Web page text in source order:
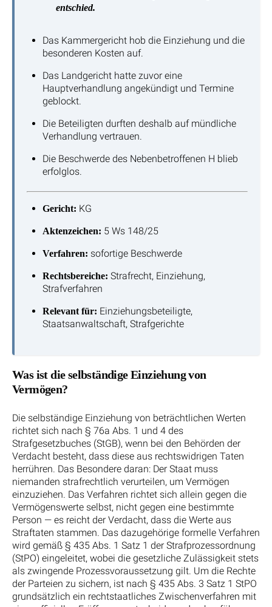
entschied.
Das Kammergericht hob die Einziehung und die
besonderen Kosten auf.
Das Landgericht hatte zuvor eine
Hauptverhandlung angekündigt und Termine
geblockt.
Die Beteiligten durften deshalb auf mündliche
Verhandlung vertrauen.
Die Beschwerde des Nebenbetroffenen H blieb
erfolglos.
Gericht: KG
Aktenzeichen: 5 Ws 148/25
Verfahren: sofortige Beschwerde
Rechtsbereiche: Strafrecht, Einziehung,
Strafverfahren
Relevant für: Einziehungsbeteiligte,
Staatsanwaltschaft, Strafgerichte
Was ist die selbständige Einziehung von
Vermögen?
Die selbständige Einziehung von beträchtlichen Werten
richtet sich nach § 76a Abs. 1 und 4 des
Strafgesetzbuches (StGB), wenn bei den Behörden der
Verdacht besteht, dass diese aus rechtswidrigen Taten
herrühren. Das Besondere daran: Der Staat muss
niemanden strafrechtlich verurteilen, um Vermögen
einzuziehen. Das Verfahren richtet sich allein gegen die
Vermögenswerte selbst, nicht gegen eine bestimmte
Person — es reicht der Verdacht, dass die Werte aus
Straftaten stammen. Das dazugehörige formelle Verfahren
wird gemäß § 435 Abs. 1 Satz 1 der Strafprozessordnung
(StPO) eingeleitet, wobei die gesetzliche Zulässigkeit stets
als zwingende Prozessvoraussetzung gilt. Um die Rechte
der Parteien zu sichern, ist nach § 435 Abs. 3 Satz 1 StPO
grundsätzlich ein rechtstaatliches Zwischenverfahren mit